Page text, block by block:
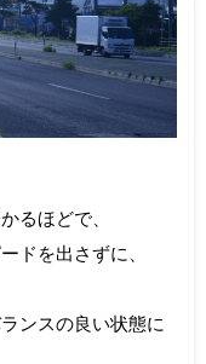
るほどで、
ドを出さずに、
ンスの良い状態に